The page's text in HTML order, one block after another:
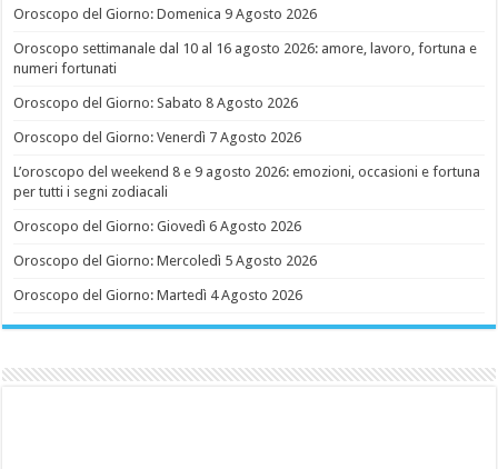
Oroscopo del Giorno: Domenica 9 Agosto 2026
Oroscopo settimanale dal 10 al 16 agosto 2026: amore, lavoro, fortuna e
numeri fortunati
Oroscopo del Giorno: Sabato 8 Agosto 2026
Oroscopo del Giorno: Venerdì 7 Agosto 2026
L’oroscopo del weekend 8 e 9 agosto 2026: emozioni, occasioni e fortuna
per tutti i segni zodiacali
Oroscopo del Giorno: Giovedì 6 Agosto 2026
Oroscopo del Giorno: Mercoledì 5 Agosto 2026
Oroscopo del Giorno: Martedì 4 Agosto 2026